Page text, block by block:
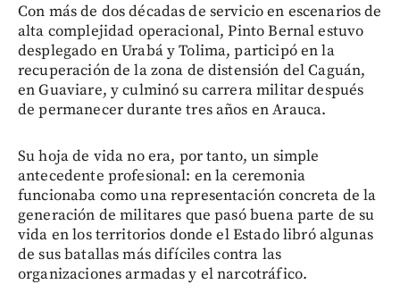
Con más de dos décadas de servicio en escenarios de
alta complejidad operacional, Pinto Bernal estuvo
desplegado en Urabá y Tolima, participó en la
recuperación de la zona de distensión del Caguán,
en Guaviare, y culminó su carrera militar después
de permanecer durante tres años en Arauca.
Su hoja de vida no era, por tanto, un simple
antecedente profesional: en la ceremonia
funcionaba como una representación concreta de la
generación de militares que pasó buena parte de su
vida en los territorios donde el Estado libró algunas
de sus batallas más difíciles contra las
organizaciones armadas y el narcotráfico.